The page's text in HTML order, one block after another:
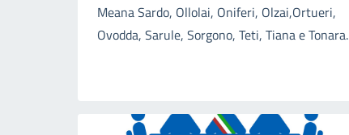
Meana Sardo, Ollolai, Oniferi, Olzai,Ortueri,
Ovodda, Sarule, Sorgono, Teti, Tiana e Tonara.